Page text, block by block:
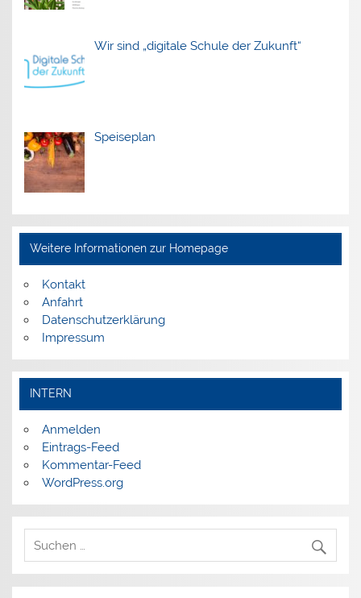
Wir sind „digitale Schule der Zukunft“
Speiseplan
Weitere Informationen zur Homepage
Kontakt
Anfahrt
Datenschutzerklärung
Impressum
INTERN
Anmelden
Eintrags-Feed
Kommentar-Feed
WordPress.org